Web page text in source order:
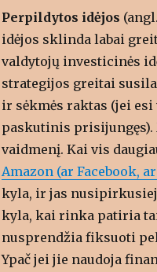
Perpildytos idėjos (angl.
idėjos sklinda labai
valdytojų investicinės
strategijos greitai
ir sėkmės raktas (jei
paskutinis
vaidmenį. Kai vis
Amazon (ar Facebook,
kyla, ir jas
kyla, kai rinka patiria
nusprendžia fiksuoti
Ypač jei jie naudoja